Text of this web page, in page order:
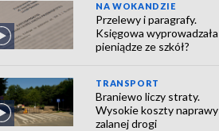
NA WOKANDZIE
Przelewy i paragrafy.
Księgowa wyprowadzała
pieniądze ze szkół?
TRANSPORT
Braniewo liczy straty.
Wysokie koszty naprawy
zalanej drogi